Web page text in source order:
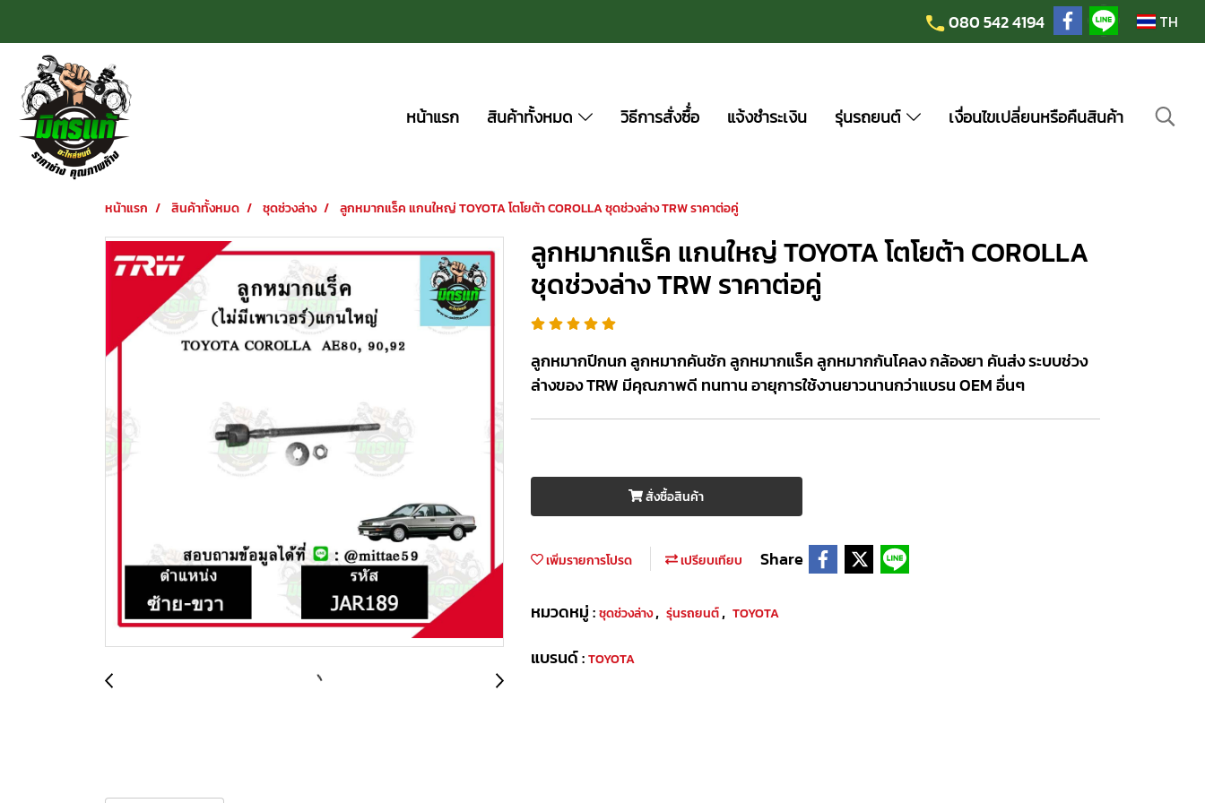
080 542 4194 TH
หน้าแรก สินค้าทั้งหมด วิธีการสั่งซื้่อ แจ้งชำระเงิน รุ่นรถยนต์ เงื่อนไขเปลี่ยนหรือคืนสินค้า
หน้าแรก สินค้าทั้งหมด ชุดช่วงล่าง ลูกหมากแร็ค แกนใหญ่ TOYOTA โตโยต้า COROLLA ชุดช่วงล่าง TRW ราคาต่อคู่
ลูกหมากแร็ค แกนใหญ่ TOYOTA โตโยต้า COROLLA
ชุดช่วงล่าง TRW ราคาต่อคู่
ลูกหมากปีกนก ลูกหมากคันชัก ลูกหมากแร็ค ลูกหมากกันโคลง กล้องยา คันส่ง ระบบช่วง
ล่างของ TRW มีคุณภาพดี ทนทาน อายุการใช้งานยาวนานกว่าแบรน OEM อื่นๆ
สั่งซื้อสินค้า
เพิ่มรายการโปรด เปรียบเทียบ Share
หมวดหมู่ :ชุดช่วงล่าง, รุ่นรถยนต์, TOYOTA
แบรนด์ :TOYOTA